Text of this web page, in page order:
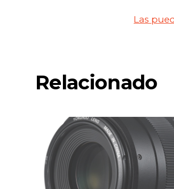
Las
Relacionado